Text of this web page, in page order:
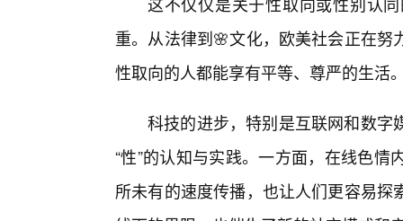
重。从法律到🌸文化，欧美社会正在
性取向的人都能享有平等、尊严的生活
科技的进步，特别是互联网和数字
“性”的认知与实践。一方面，在线色
所未有的速度传播，也让人们更容易